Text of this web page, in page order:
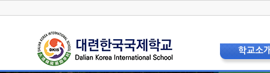
학교소